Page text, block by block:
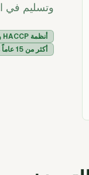
وتسليم في
أنظمة HACCP وISO 22000
أكثر من 15 عاماً من خبرة التصدير